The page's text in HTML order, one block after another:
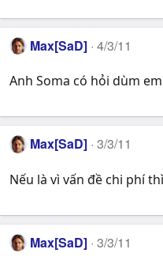
Max[SaD] 4/3/11
Anh Soma có hỏi dùm
Max[SaD] 3/3/11
Nếu là vì vấn đề chi phí
Max[SaD] 3/3/11